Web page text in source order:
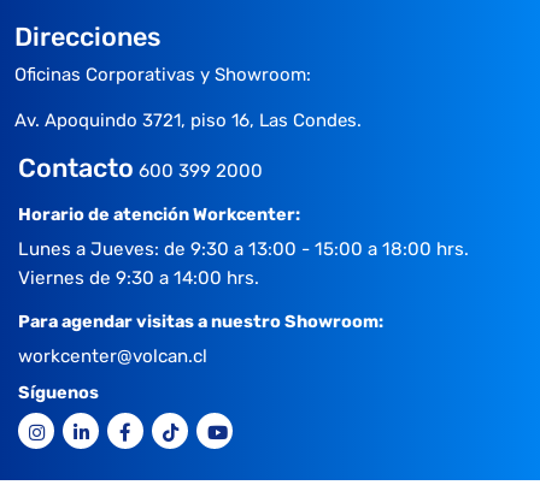
Direcciones
Oficinas Corporativas y Showroom:
Av. Apoquindo 3721, piso 16, Las Condes.
Contacto 600 399 2000
Horario de atención Workcenter:
Lunes a Jueves: de 9:30 a 13:00 - 15:00 a 18:00 hrs.
Viernes de 9:30 a 14:00 hrs.
Para agendar visitas a nuestro Showroom:
workcenter@volcan.cl
Síguenos